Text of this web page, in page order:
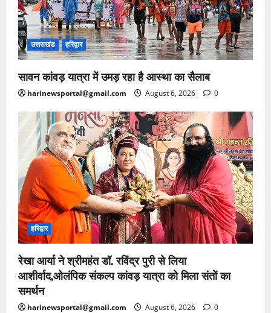
उत्तराखंड हरिद्वार
सावन कांवड़ यात्रा में उमड़ रहा है आस्था का सैलाब
harinewsportal@gmail.com August 6, 2026 0
हरिद्वार
रेखा आर्या ने श्रीमहंत डॉ. रविंद्र पुरी से लिया
आशीर्वाद,ओलंपिक संकल्प कांवड़ यात्रा को मिला संतों का
समर्थन
harinewsportal@gmail.com August 6, 2026 0